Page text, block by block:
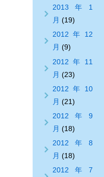
2013年1
月 (19)
2012年12
月 (9)
2012年11
月 (23)
2012年10
月 (21)
2012年9
月 (18)
2012年8
月 (18)
2012年7